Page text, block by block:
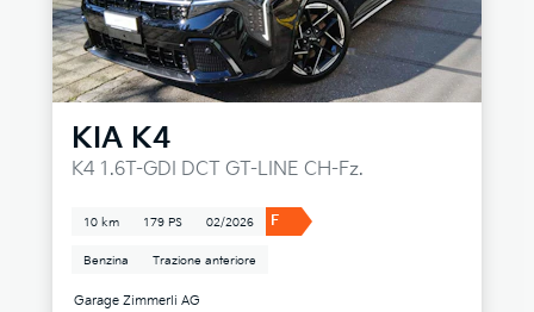
KIA K4
K4 1.6T-GDI DCT GT-LINE CH-Fz.
10 km 179 PS 02/2026 F
Benzina Trazione anteriore
Garage Zimmerli AG